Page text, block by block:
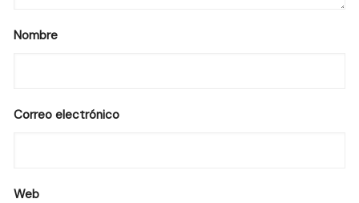
Nombre
Correo electrónico
Web